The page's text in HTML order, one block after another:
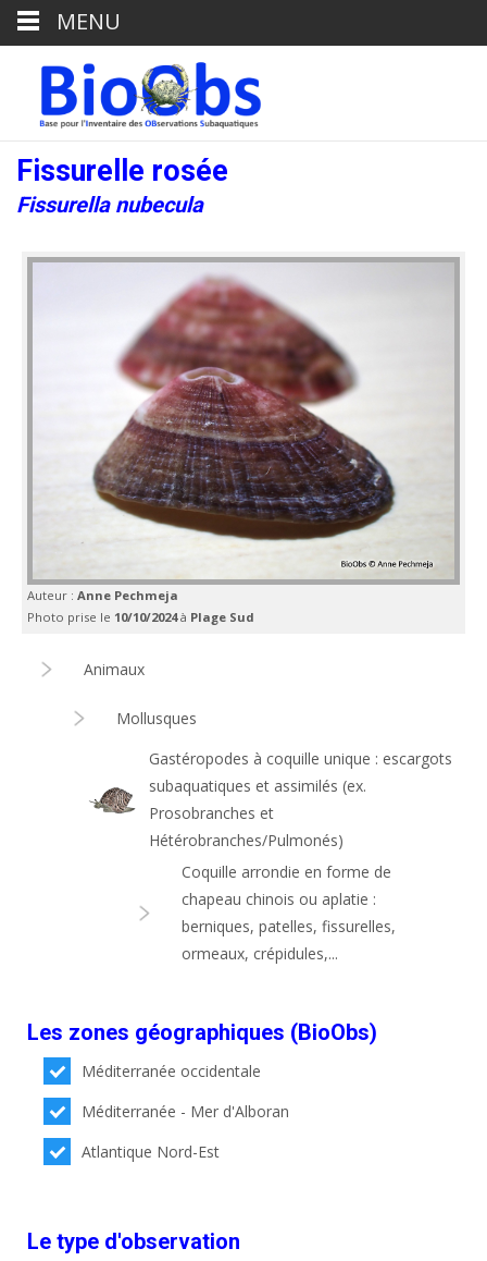
Fissurelle rosée
Fissurella nubecula
Auteur : Anne Pechmeja
Photo prise le 10/10/2024à Plage Sud
Animaux
Mollusques
Gastéropodes à coquille unique : escargots
subaquatiques et assimilés (ex.
Prosobranches et
Hétérobranches/Pulmonés)
Coquille arrondie en forme de
chapeau chinois ou aplatie :
berniques, patelles, fissurelles,
ormeaux, crépidules,...
Les zones géographiques (BioObs)
Méditerranée occidentale
Méditerranée - Mer d'Alboran
Atlantique Nord-Est
Le type d'observation
MENU